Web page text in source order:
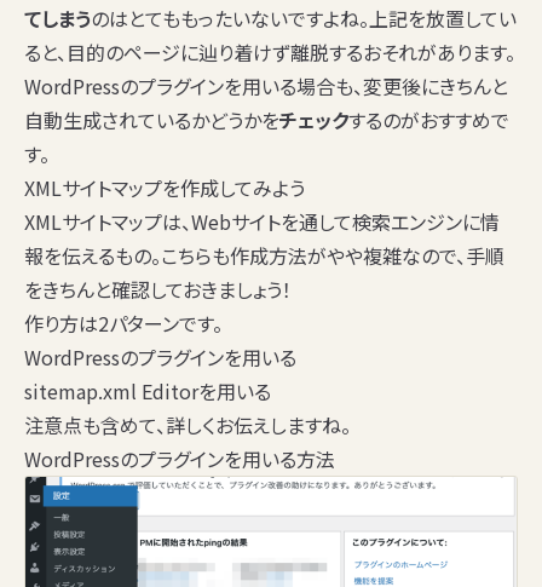
てしまうのはとてももったいないですよね。上記を放置してい
ると、目的のページに辿り着けず離脱するおそれがあります。
WordPressのプラグインを用いる場合も、変更後にきちんと
自動生成されているかどうかをチェックするのがおすすめで
す。
XMLサイトマップを作成してみよう
XMLサイトマップは、Webサイトを通して検索エンジンに情
報を伝えるもの。こちらも作成方法がやや複雑なので、手順
をきちんと確認しておきましょう！
作り方は2パターンです。
WordPressのプラグインを用いる
sitemap.xml Editorを用いる
注意点も含めて、詳しくお伝えしますね。
WordPressのプラグインを用いる方法